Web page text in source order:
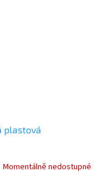
plastová
Momentálně nedostupné